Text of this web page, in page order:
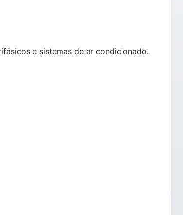
e sistemas de ar condicionado.